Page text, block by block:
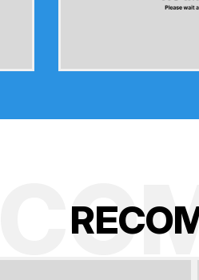
RECO